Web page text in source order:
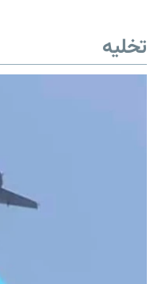
تخلیه